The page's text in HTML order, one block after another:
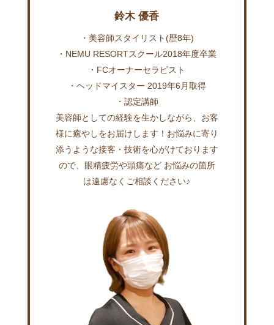
鈴木 優香
・美容師スタイリスト(歴8年)
・NEMU RESORTスクール2018年度卒業
・FCオーナーセラピスト
・ヘッドマイスター 2019年6月取得
・認定講師
美容師としての経験を生かしながら、お客
様に癒やしをお届けします！お悩みに寄り
添うような接客・技術を心がけております
ので、眼精疲労や頭痛など お悩みの箇所
は遠慮なくご相談ください♪